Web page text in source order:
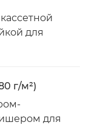
для
г/м²)
для